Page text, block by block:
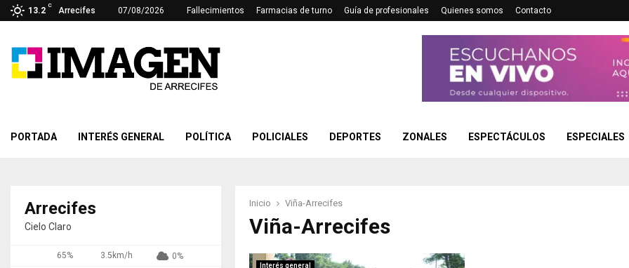
13.2
C
Arrecifes 07/08/2026 Fallecimientos Farmacias de turno Guía de profesionales Quienes somos Contacto
PORTADA INTERÉS GENERAL POLÍTICA POLICIALES DEPORTES ZONALES ESPECTÁCULOS ESPECIALES
Inicio Viña-Arrecifes
Viña-Arrecifes
Interés general
Arrecifes
Cielo Claro
65% 3.5km/h 0%